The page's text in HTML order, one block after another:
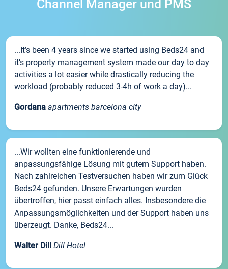
Channel Manager und PMS
...It’s been 4 years since we started using Beds24 and
it’s property management system made our day to day
activities a lot easier while drastically reducing the
workload (probably reduced 3-4h of work a day)...
Gordana apartments barcelona city
...Wir wollten eine funktionierende und
anpassungsfähige Lösung mit gutem Support haben.
Nach zahlreichen Testversuchen haben wir zum Glück
Beds24 gefunden. Unsere Erwartungen wurden
übertroffen, hier passt einfach alles. Insbesondere die
Anpassungsmöglichkeiten und der Support haben uns
überzeugt. Danke, Beds24...
Walter Dill Dill Hotel